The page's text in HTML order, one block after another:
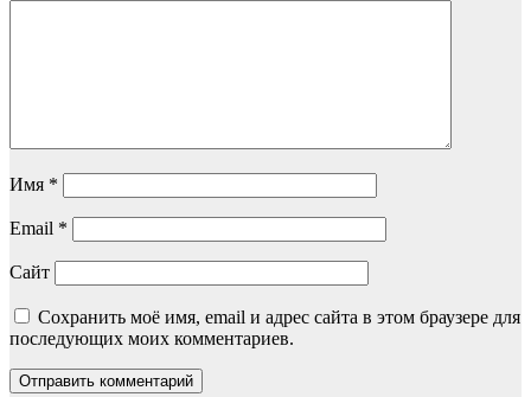
Имя *
Email *
Сайт
Сохранить моё имя, email и адрес сайта в этом браузере для
последующих моих комментариев.